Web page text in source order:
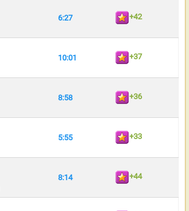
6:27 +42
10:01 +37
8:58 +36
5:55 +33
8:14 +44